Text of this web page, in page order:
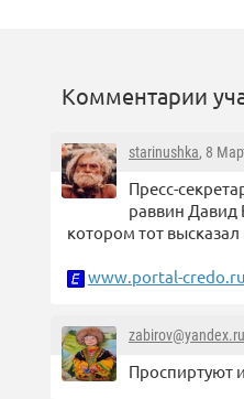
Комментарии
starinushka, 8
Пресс-
раввин Давид
котором тот
www.portal-
zabirov@yandex.ru
Проспиртуют